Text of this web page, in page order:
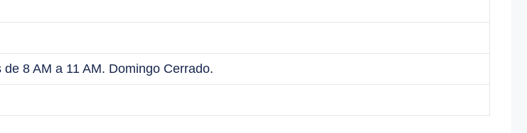
8 AM a 11 AM. Domingo Cerrado.